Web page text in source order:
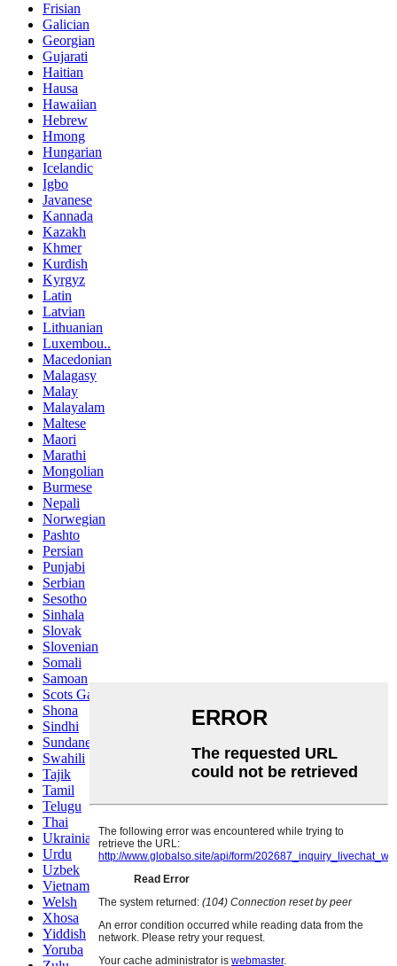
Frisian
Galician
Georgian
Gujarati
Haitian
Hausa
Hawaiian
Hebrew
Hmong
Hungarian
Icelandic
Igbo
Javanese
Kannada
Kazakh
Khmer
Kurdish
Kyrgyz
Latin
Latvian
Lithuanian
Luxembou..
Macedonian
Malagasy
Malay
Malayalam
Maltese
Maori
Marathi
Mongolian
Burmese
Nepali
Norwegian
Pashto
Persian
Punjabi
Serbian
Sesotho
Sinhala
Slovak
Slovenian
Somali
Samoan
Scots Gaelic
Shona
Sindhi
Sundanese
Swahili
Tajik
Tamil
Telugu
Thai
Ukrainian
Urdu
Uzbek
Vietnamese
Welsh
Xhosa
Yiddish
Yoruba